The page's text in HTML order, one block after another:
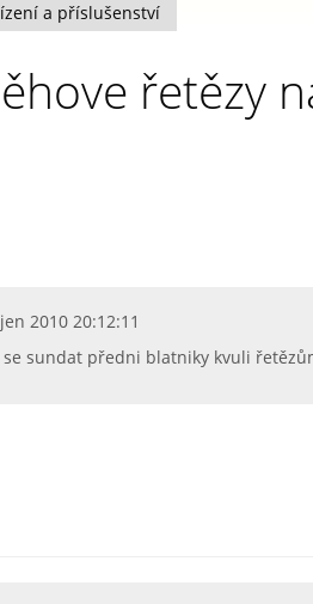
a příslušenství
řetězy
2010 20:12:11
sundat předni blatniky kvuli